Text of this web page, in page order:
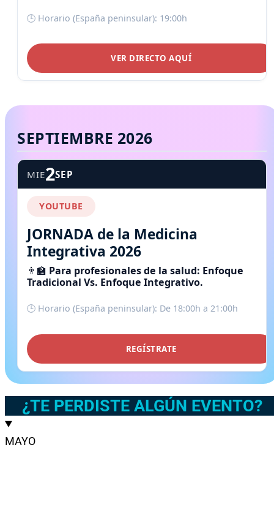
🕒 Horario (España peninsular): 19:00h
VER DIRECTO AQUÍ
SEPTIEMBRE 2026
MIE2SEP
YOUTUBE
JORNADA de la Medicina
Integrativa 2026
👨‍🏫 Para profesionales de la salud: Enfoque
Tradicional Vs. Enfoque Integrativo.
🕒 Horario (España peninsular): De 18:00h a 21:00h
REGÍSTRATE
¿TE PERDISTE ALGÚN EVENTO?
MAYO